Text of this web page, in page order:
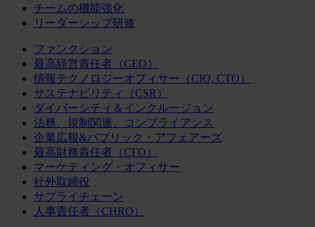
チームの機能強化
リーダーシップ研修
ファンクション
最高経営責任者（CEO）
情報テクノロジーオフィサー（CIO, CTO）
サステナビリティ（CSR）
ダイバーシティ＆インクルージョン
法務、規制関連、コンプライアンス
企業広報&パブリック・アフェアーズ
最高財務責任者（CFO）
マーケティング・オフィサー
社外取締役
サプライチェーン
人事責任者（CHRO）